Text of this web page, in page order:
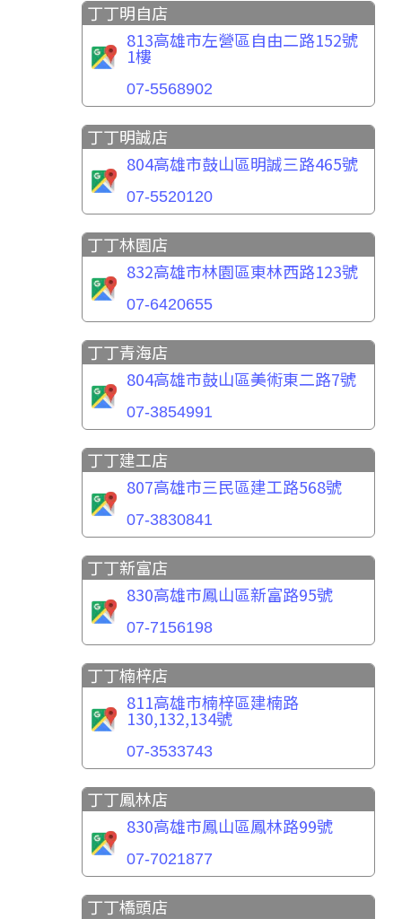
丁丁明自店
813高雄市左營區自由二路152號
1樓
07-5568902
丁丁明誠店
804高雄市鼓山區明誠三路465號
07-5520120
丁丁林園店
832高雄市林園區東林西路123號
07-6420655
丁丁青海店
804高雄市鼓山區美術東二路7號
07-3854991
丁丁建工店
807高雄市三民區建工路568號
07-3830841
丁丁新富店
830高雄市鳳山區新富路95號
07-7156198
丁丁楠梓店
811高雄市楠梓區建楠路
130,132,134號
07-3533743
丁丁鳳林店
830高雄市鳳山區鳳林路99號
07-7021877
丁丁橋頭店